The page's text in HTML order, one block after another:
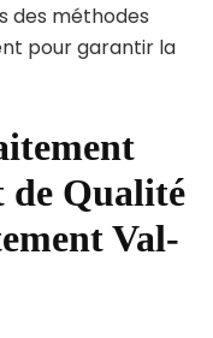
des méthodes
pour garantir la
de Qualité
Val-